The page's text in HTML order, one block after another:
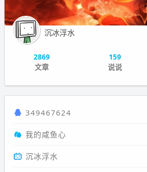
沉冰浮水
2869
文章
159
说说
349467624
我的咸鱼心
沉冰浮水